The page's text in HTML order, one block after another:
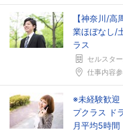
【神奈川/
業ほぼなし/
ラス
セルスタ
仕事内容
※未経験歓迎
プクラス ド
月平均5時間